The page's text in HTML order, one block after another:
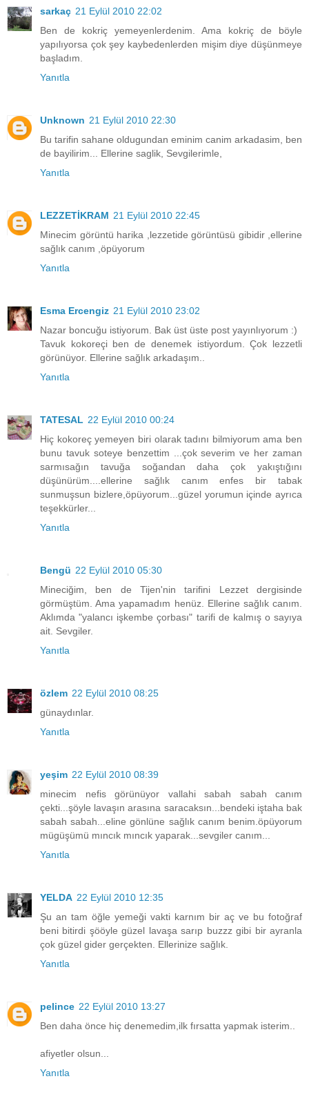
sarkaç 21 Eylül 2010 22:02
Ben de kokriç yemeyenlerdenim. Ama kokriç de böyle
yapılıyorsa çok şey kaybedenlerden mişim diye düşünmeye
başladım.
Yanıtla
Unknown 21 Eylül 2010 22:30
Bu tarifin sahane oldugundan eminim canim arkadasim, ben
de bayilirim... Ellerine saglik, Sevgilerimle,
Yanıtla
LEZZETİKRAM 21 Eylül 2010 22:45
Minecim görüntü harika ,lezzetide görüntüsü gibidir ,ellerine
sağlık canım ,öpüyorum
Yanıtla
Esma Ercengiz 21 Eylül 2010 23:02
Nazar boncuğu istiyorum. Bak üst üste post yayınlıyorum :)
Tavuk kokoreçi ben de denemek istiyordum. Çok lezzetli
görünüyor. Ellerine sağlık arkadaşım..
Yanıtla
TATESAL 22 Eylül 2010 00:24
Hiç kokoreç yemeyen biri olarak tadını bilmiyorum ama ben
bunu tavuk soteye benzettim ...çok severim ve her zaman
sarmısağın tavuğa soğandan daha çok yakıştığını
düşünürüm....ellerine sağlık canım enfes bir tabak
sunmuşsun bizlere,öpüyorum...güzel yorumun içinde ayrıca
teşekkürler...
Yanıtla
Bengü 22 Eylül 2010 05:30
Mineciğim, ben de Tijen'nin tarifini Lezzet dergisinde
görmüştüm. Ama yapamadım henüz. Ellerine sağlık canım.
Aklımda "yalancı işkembe çorbası" tarifi de kalmış o sayıya
ait. Sevgiler.
Yanıtla
özlem 22 Eylül 2010 08:25
günaydınlar.
Yanıtla
yeşim 22 Eylül 2010 08:39
minecim nefis görünüyor vallahi sabah sabah canım
çekti...şöyle lavaşın arasına saracaksın...bendeki iştaha bak
sabah sabah...eline gönlüne sağlık canım benim.öpüyorum
mügüşümü mıncık mıncık yaparak...sevgiler canım...
Yanıtla
YELDA 22 Eylül 2010 12:35
Şu an tam öğle yemeği vakti karnım bir aç ve bu fotoğraf
beni bitirdi şööyle güzel lavaşa sarıp buzzz gibi bir ayranla
çok güzel gider gerçekten. Ellerinize sağlık.
Yanıtla
pelince 22 Eylül 2010 13:27
Ben daha önce hiç denemedim,ilk fırsatta yapmak isterim..
afiyetler olsun...
Yanıtla